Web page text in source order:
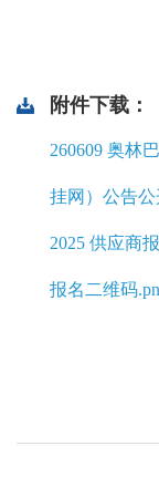
附件下载：
260609 奥林
挂网）公告
2025 供应商
报名二维码